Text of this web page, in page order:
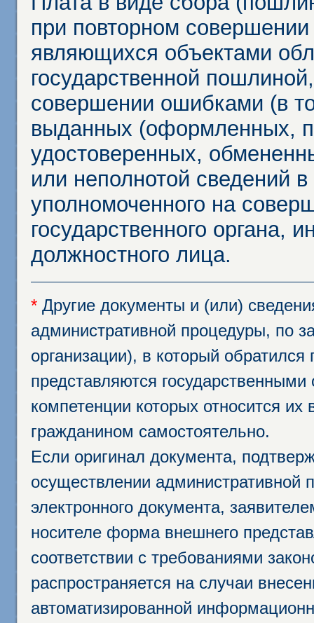
при повторном
являющихся объектами
государственной
совершении ошибками (в
выданных (оформленных,
удостоверенных,
или неполнотой сведений
уполномоченного на
государственного органа,
должностного лица.
* Другие документы и (или)
административной процедуры, по
организации), в который
представляются
компетенции которых относится
гражданином самостоятельно.
Если оригинал документа,
осуществлении административной
электронного документа,
носителе форма внешнего
соответствии с требованиями
распространяется на случаи
автоматизированной